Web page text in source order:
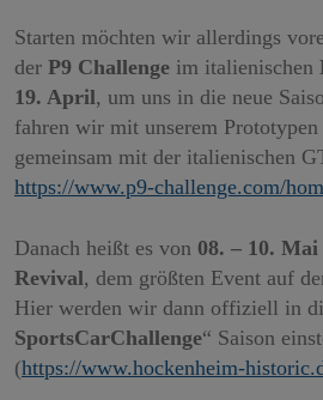
Starten möchten wir allerdings
der P9 Challenge im italienischen
19. April, um uns in die neue
fahren wir mit unserem
gemeinsam mit der italienischen
https://www.p9-challenge.com/
Danach heißt es von 08. – 10. Mai
Revival, dem größten Event auf
Hier werden wir dann offiziell in
SportsCarChallenge“ Saison
(https://www.hockenheim-